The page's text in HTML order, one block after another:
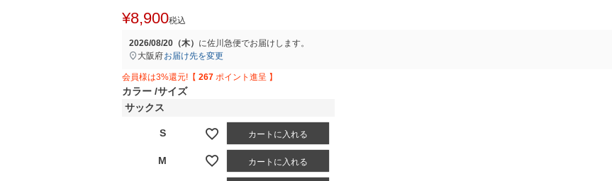
¥8,900税込
2026/08/20（木） に佐川急便でお届けします。
大阪府お届け先を変更
会員様は3%還元!【 267 ポイント進呈 】
カラー サイズ
サックス
S カートに入れる
M カートに入れる